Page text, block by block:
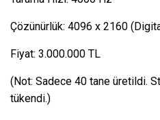
Çözünürlük: 4096 x 2160
Fiyat: 3.000.000 TL
(Not: Sadece 40 tane üretildi.
tükendi.)